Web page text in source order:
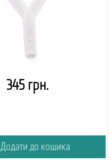
345 грн.
Додати до кошика